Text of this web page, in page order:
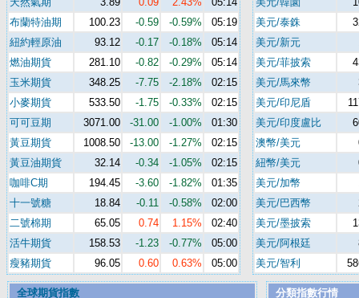
布蘭特油期
100.23 -0.59 -0.59%
05:19
紐約輕原油
93.12 -0.17 -0.18%
05:14
燃油期貨
281.10 -0.82 -0.29%
05:14
玉米期貨
348.25 -7.75 -2.18%
02:15
小麥期貨
533.50 -1.75 -0.33%
02:15
可可豆期
3071.00 -31.00 -1.00%
01:30
黃豆期貨
1008.50 -13.00 -1.27%
02:15
黃豆油期貨
32.14 -0.34 -1.05%
02:15
咖啡C期
194.45 -3.60 -1.82%
01:35
十一號糖
18.84 -0.11 -0.58%
02:00
二號棉期
65.05 0.74 1.15%
02:40
活牛期貨
158.53 -1.23 -0.77%
05:00
瘦豬期貨
96.05 0.60 0.63% 05:00
美元/泰銖
美元/新元
美元/菲披索
美元/馬來幣
美元/印尼盾
美元/印度盧比
澳幣/美元
紐幣/美元
美元/加幣
美元/巴西幣
美元/墨披索
美元/阿根廷
美元/智利
全球期貨指數
分類指數行情